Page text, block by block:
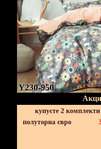
Y230-950
купуєте 2
полуторна євро